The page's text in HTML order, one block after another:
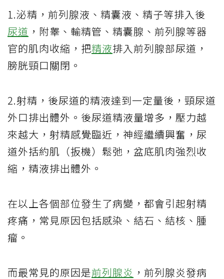
1.泌精，前列腺液、精囊液、精子等排入後
尿道 ，附睾、輸精管、精囊腺、前列腺等器
官的肌肉收縮，把精液排入前列腺部尿道，
膀胱頸口關閉。
2.射精，後尿道的精液達到一定量後，頸尿道
外口排出體外。後尿道精液量增多，壓力越
來越大，射精感覺臨近，神經繼續興奮，尿
道外括約肌（扳機）鬆弛，盆底肌肉強烈收
縮，精液排出體外。
在以上各個部位發生了病變，都會引起射精
疼痛，常見原因包括感染、結石、結核、腫
瘤。
而最常見的原因是前列腺炎 ，前列腺炎發病